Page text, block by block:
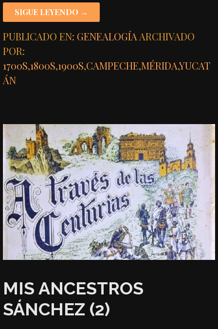
SIGUE LEYENDO →
PUBLICADO EN: GENEALOGÍAARCHIVADO
POR:
1700S,1800S,1900S,CAMPECHE,MÉRIDA,YUCAT
ÁN
MIS ANCESTROS
SÁNCHEZ (2)